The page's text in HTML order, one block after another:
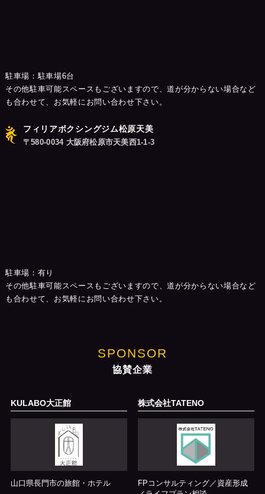
駐車場：駐車場6台
その他駐車可能スペースもございますので、道が分からない場合など
も合わせて、お気軽にお問い合わせ下さい。
フィリアボクシングジム松原天美
〒580-0034 大阪府松原市天美西1-1-3
駐車場：有り
その他駐車可能スペースもございますので、道が分からない場合など
も合わせて、お気軽にお問い合わせ下さい。
SPONSOR
協賛企業
KULABO大正館
山口県長門市の旅館・ホテル
株式会社TATENO
FPコンサルティング／資産形成